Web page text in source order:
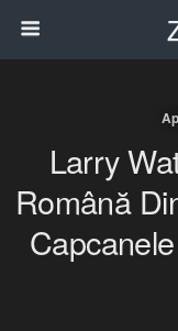
Larry
Română